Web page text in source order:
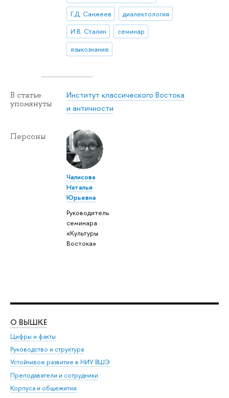
Г.Д. Санжеев
диалектология
И.В. Сталин
семинар
языкознание
В статье
упомянуты
Институт классического Востока
и античности
Персоны
Чалисова
Наталья
Юрьевна
Руководитель
семинара
«Культуры
Востока»
О ВЫШКЕ
Цифры и факты
Руководство и структура
Устойчивое развитие в НИУ ВШЭ
Преподаватели и сотрудники
Корпуса и общежития